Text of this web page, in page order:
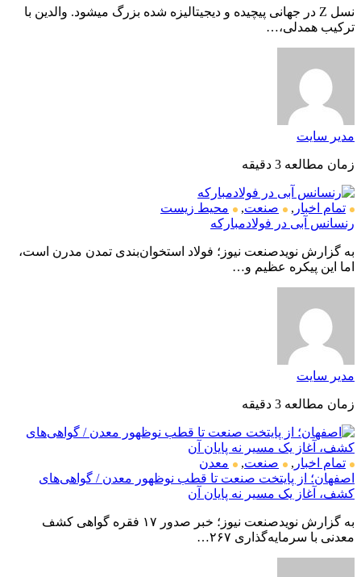
نسل Z در جهانی پیچیده و دیجیتالیزه شده بزرگ میشود. والدین با
ترکیب همدلی،…
مدیر سایت
زمان مطالعه 3 دقیقه
تمام اخبار , صنعت,
محیط زیست
رنسانس آبی در فولادمبارکه
به گزارش نویدصنعت نیوز؛ فولاد استخوان‌بندی تمدن مدرن است،
اما این پیکره عظیم و…
مدیر سایت
زمان مطالعه 3 دقیقه
تمام اخبار , صنعت,
معدن
اصفهان؛ از پایتخت صنعت تا قطب نوظهور معدن / گواهی‌های
کشف، آغاز یک مسیر نه پایان آن
به گزارش نویدصنعت نیوز؛ خبر صدور ۱۷ فقره گواهی کشف
معدنی با سرمایه‌گذاری ۲۶۷…